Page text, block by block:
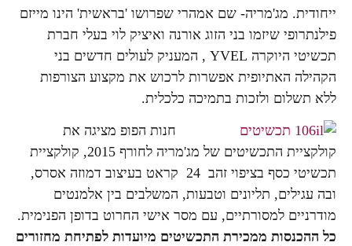
ייחודית. מג'מריה- שם אמהרי שפרושו 'בראשית' הינו מייזם
פילנתרופי שיזמו בני הזוג אורנה ואיציק לוי בעלי חברת
תכשיטי היוקרה YVEL , המעניק לעולים חדשים בני
הקהילה האתיופית אפשרות לרכוש את מקצוע הצורפות
ללא תשלום ולזכות בתמיכה כלכלית.
חנות הפופ מציגה את
קולקציית התכשיטים של מג'מריה לחורף 2015, קולקציית
תכשיטי כסף בציפוי זהב 24 קראט בעיצוב דמוזה אסרס,
ובה עגילים, תליונים וטבעות, המשלבים בין אלמנטים
מודרניים למסורתיים, עם מסר אישי החרוט בדופן הפנימית.
כל ההכנסות ממכירת התכשיטים מיועדות לפתיחת מחזורים